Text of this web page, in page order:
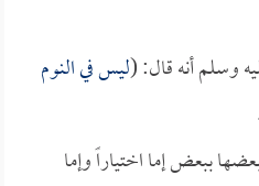
وسلم أنه قال: (ليس في النوم
ببعض إما اختياراً وإما